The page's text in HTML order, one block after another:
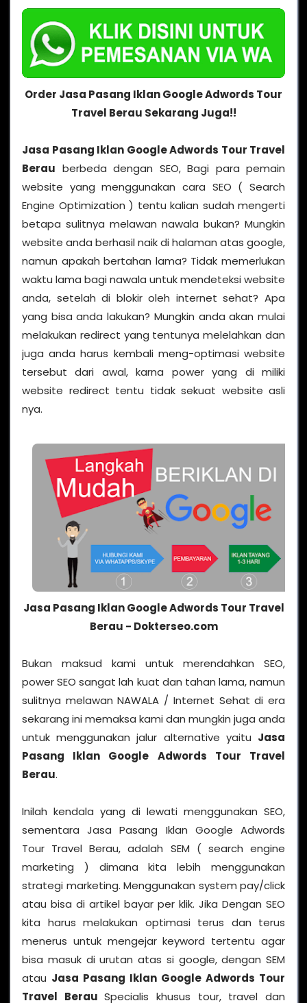
Order Jasa Pasang Iklan Google Adwords Tour
Travel Berau Sekarang Juga!!
Jasa Pasang Iklan Google Adwords Tour Travel
Berau berbeda dengan SEO, Bagi para pemain
website yang menggunakan cara SEO ( Search
Engine Optimization ) tentu kalian sudah mengerti
betapa sulitnya melawan nawala bukan? Mungkin
website anda berhasil naik di halaman atas google,
namun apakah bertahan lama? Tidak memerlukan
waktu lama bagi nawala untuk mendeteksi website
anda, setelah di blokir oleh internet sehat? Apa
yang bisa anda lakukan? Mungkin anda akan mulai
melakukan redirect yang tentunya melelahkan dan
juga anda harus kembali meng-optimasi website
tersebut dari awal, karna power yang di miliki
website redirect tentu tidak sekuat website asli
nya.
Jasa Pasang Iklan Google Adwords Tour Travel
Berau - Dokterseo.com
Bukan maksud kami untuk merendahkan SEO,
power SEO sangat lah kuat dan tahan lama, namun
sulitnya melawan NAWALA / Internet Sehat di era
sekarang ini memaksa kami dan mungkin juga anda
untuk menggunakan jalur alternative yaitu Jasa
Pasang Iklan Google Adwords Tour Travel
Berau.
Inilah kendala yang di lewati menggunakan SEO,
sementara Jasa Pasang Iklan Google Adwords
Tour Travel Berau, adalah SEM ( search engine
marketing ) dimana kita lebih menggunakan
strategi marketing. Menggunakan system pay/click
atau bisa di artikel bayar per klik. Jika Dengan SEO
kita harus melakukan optimasi terus dan terus
menerus untuk mengejar keyword tertentu agar
bisa masuk di urutan atas si google, dengan SEM
atau Jasa Pasang Iklan Google Adwords Tour
Travel BerauSpecialis khusus tour, travel dan